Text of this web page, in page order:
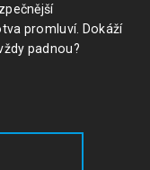
promluví. Dokáží
padnou?